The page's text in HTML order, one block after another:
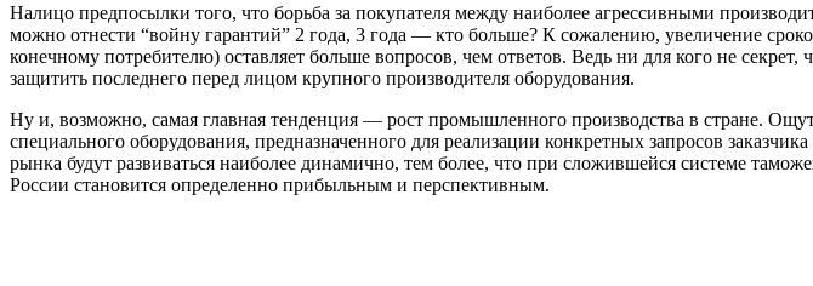
Налицо предпосылки того, что борьба за покупателя между наиболее агрессивными
можно отнести “войну гарантий” 2 года, 3 года — кто больше? К сожалению, увеличение
конечному потребителю) оставляет больше вопросов, чем ответов. Ведь ни для кого не
защитить последнего перед лицом крупного производителя оборудования.
Ну и, возможно, самая главная тенденция — рост промышленного производства в стране.
специального оборудования, предназначенного для реализации конкретных запросов
рынка будут развиваться наиболее динамично, тем более, что при сложившейся системе
России становится определенно прибыльным и перспективным.